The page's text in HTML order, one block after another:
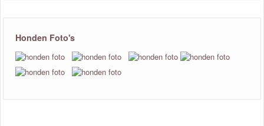
Honden Foto's